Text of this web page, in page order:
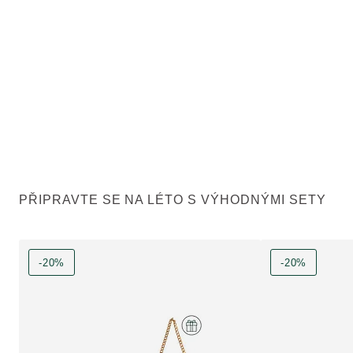
PŘIPRAVTE SE NA LÉTO S VÝHODNÝMI SETY
-20% -20%